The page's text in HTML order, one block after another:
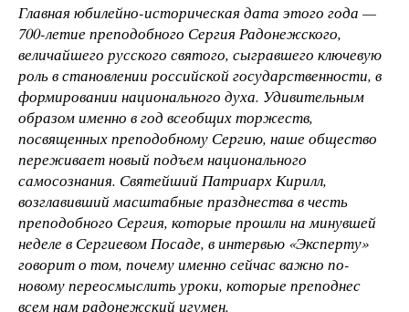
Главная юбилейно-историческая дата этого года —
700-летие преподобного Сергия Радонежского,
величайшего русского святого, сыгравшего ключевую
роль в становлении российской государственности, в
формировании национального духа. Удивительным
образом именно в год всеобщих торжеств,
посвященных преподобному Сергию, наше общество
переживает новый подъем национального
самосознания. Святейший Патриарх Кирилл,
возглавивший масштабные празднества в честь
преподобного Сергия, которые прошли на минувшей
неделе в Сергиевом Посаде, в интервью «Эксперту»
говорит о том, почему именно сейчас важно по-
новому переосмыслить уроки, которые преподнес
всем нам радонежский игумен.